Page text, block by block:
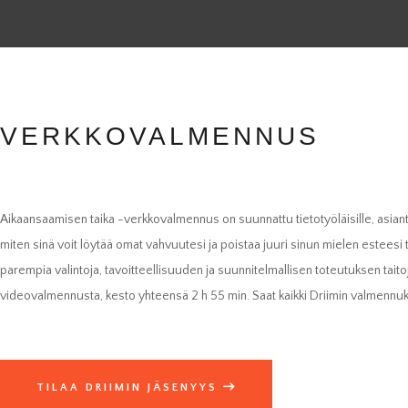
VERKKOVALMENNUS
Aikaansaamisen taika -verkkovalmennus on suunnattu tietotyöläisille,
miten sinä voit löytää omat vahvuutesi ja poistaa juuri sinun mielen
parempia valintoja, tavoitteellisuuden ja suunnitelmallisen toteutuksen
videovalmennusta, kesto yhteensä 2 h 55 min. Saat kaikki Driimin
TILAA DRIIMIN JÄSENYYS